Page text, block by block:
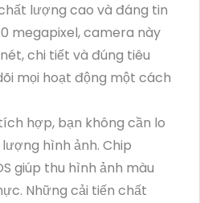
lượng cao và đáng tin
megapixel, camera này
chi tiết và đúng tiêu
mọi hoạt động một cách
hợp, bạn không cần lo
hình ảnh. Chip
giúp thu hình ảnh màu
Những cải tiến chất